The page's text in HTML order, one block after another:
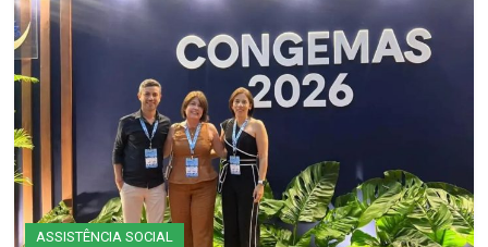
ASSISTÊNCIA SOCIAL